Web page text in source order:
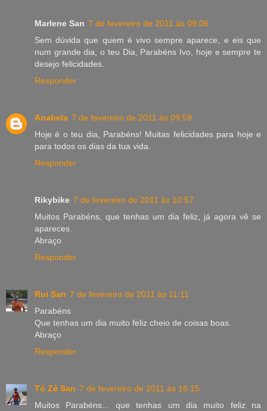
Marlene San 7 de fevereiro de 2011 às 09:06
Sem dúvida que quem é vivo sempre aparece, e eis que
num grande dia, o teu Dia, Parabéns Ivo, hoje e sempre te
desejo felicidades.
Responder
Anabela 7 de fevereiro de 2011 às 09:59
Hoje é o teu dia, Parabéns! Muitas felicidades para hoje e
para todos os dias da tua vida.
Responder
Rikybike 7 de fevereiro de 2011 às 10:57
Muitos Parabéns, que tenhas um dia feliz, já agora vê se
apareces.
Abraço
Responder
Rui San 7 de fevereiro de 2011 às 11:11
Parabéns
Que tenhas um dia muito feliz cheio de coisas boas.
Abraço
Responder
Tó Zé San 7 de fevereiro de 2011 às 16:15
Muitos Parabéns... que tenhas um dia muito feliz na